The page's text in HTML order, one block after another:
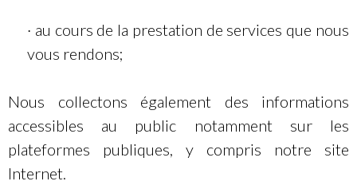
· au cours de la prestation de services que nous
vous rendons;
Nous collectons également des informations
accessibles au public notamment sur les
plateformes publiques, y compris notre site
Internet.